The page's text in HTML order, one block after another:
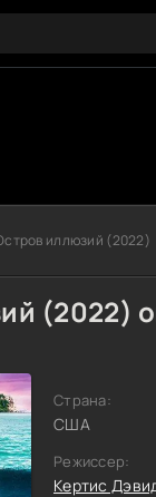
иллюзий (2022)
(2022)
Страна:
США
Режиссер:
Кертис